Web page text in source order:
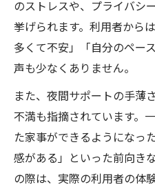
のストレスや、プライバシ
挙げられます。利用者から
多くて不安」「自分のペー
声も少なくありません。
また、夜間サポートの手薄
不満も指摘されています。
た家事ができるようになっ
感がある」といった前向き
の際は、実際の利用者の体